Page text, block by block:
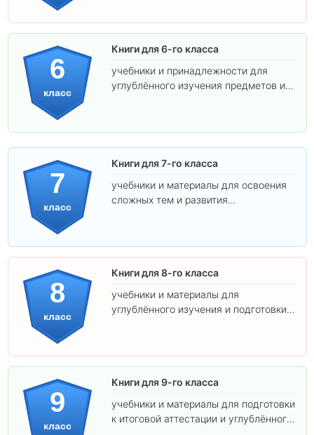
6
класс
Книги для 6-го класса
учебники и принадлежности для
углублённого изучения предметов и
7
класс
Книги для 7-го класса
учебники и материалы для освоения
сложных тем и развития
8
класс
Книги для 8-го класса
учебники и материалы для
углублённого изучения и подготовки к
9
класс
Книги для 9-го класса
учебники и материалы для подготовки
к итоговой аттестации и углублённого